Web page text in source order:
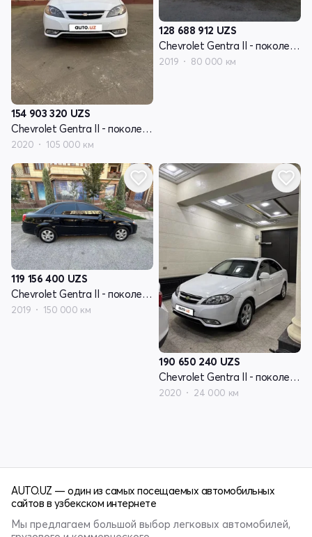
154 903 320 UZS
Chevrolet Gentra II - поколение
2020 105 000 км
128 688 912 UZS
Chevrolet Gentra II - поколение
2019 80 000 км
119 156 400 UZS
Chevrolet Gentra II - поколение
2019 150 000 км
190 650 240 UZS
Chevrolet Gentra II - поколение
2020 24 000 км
AUTO.UZ — один из самых посещаемых автомобильных
сайтов в узбекском интернете
Мы предлагаем большой выбор легковых автомобилей,